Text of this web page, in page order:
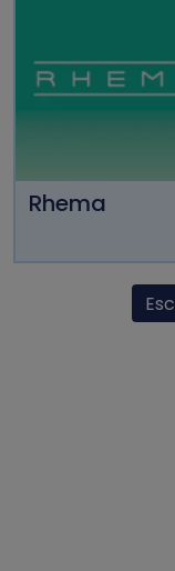
Rhema